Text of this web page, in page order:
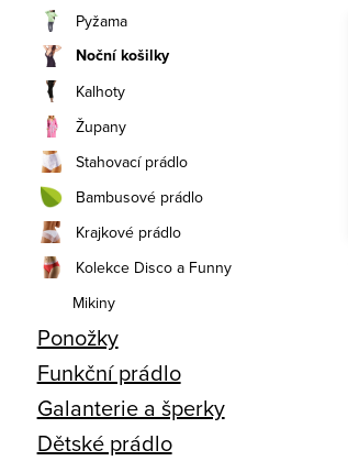
Pyžama
Noční košilky
Kalhoty
Župany
Stahovací prádlo
Bambusové prádlo
Krajkové prádlo
Kolekce Disco a Funny
Mikiny
Ponožky
Funkční prádlo
Galanterie a šperky
Dětské prádlo